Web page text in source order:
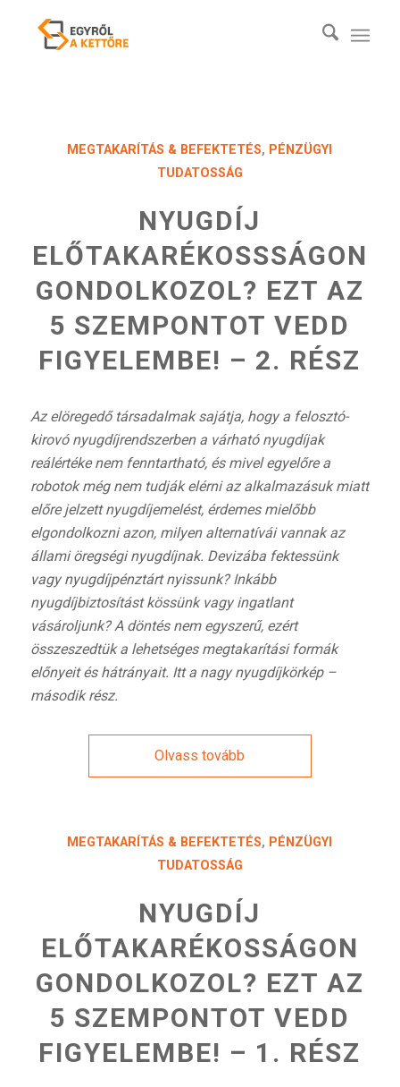
MEGTAKARÍTÁS & BEFEKTETÉS, PÉNZÜGYI
TUDATOSSÁG
NYUGDÍJ
ELŐTAKARÉKOSSSÁGON
GONDOLKOZOL? EZT AZ
5 SZEMPONTOT VEDD
FIGYELEMBE! – 2. RÉSZ
Az elöregedő társadalmak sajátja, hogy a felosztó-
kirovó nyugdíjrendszerben a várható nyugdíjak
reálértéke nem fenntartható, és mivelegyelőre a
robotok még nem tudják elérni az alkalmazásuk miatt
előre jelzett nyugdíjemelést,érdemes mielőbb
elgondolkozni azon, milyen alternatívái vannak az
állami öregségi nyugdíjnak. Devizába fektessünk
vagy nyugdíjpénztárt nyissunk? Inkább
nyugdíjbiztosítást kössünk vagy ingatlant
vásároljunk? A döntés nem egyszerű, ezért
összeszedtük a lehetséges megtakarítási formák
előnyeit és hátrányait. Itt a nagy nyugdíjkörkép –
második rész.
Olvass tovább
MEGTAKARÍTÁS & BEFEKTETÉS, PÉNZÜGYI
TUDATOSSÁG
NYUGDÍJ
ELŐTAKARÉKOSSÁGON
GONDOLKOZOL? EZT AZ
5 SZEMPONTOT VEDD
FIGYELEMBE! – 1. RÉSZ